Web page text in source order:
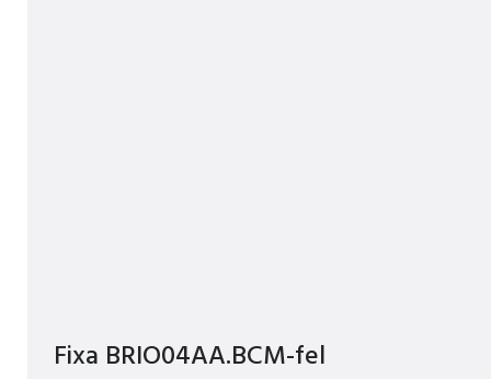
Fixa BRIO04AA.BCM-fel